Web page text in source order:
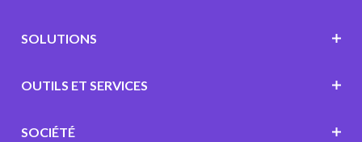
SOLUTIONS
OUTILS ET SERVICES
SOCIÉTÉ